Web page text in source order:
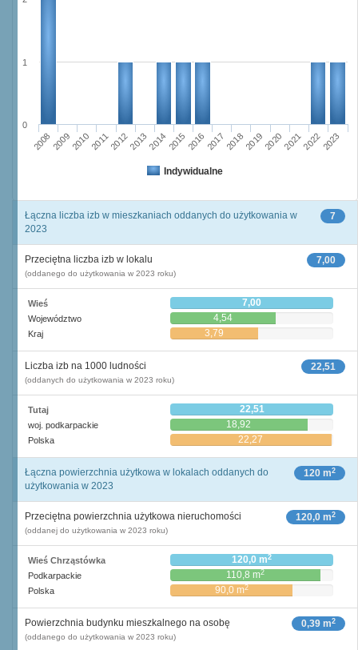
Indywidualne
2008200920102011201220132014201520162017201820192020202120222023
0
1
7
Łączna liczba izb w mieszkaniach oddanych do użytkowania w
2023
7,00
Przeciętna liczba izb w lokalu
(oddanego do użytkowania w 2023 roku)
Wieś 7,00
Województwo 4,54
Kraj 3,79
22,51
Liczba izb na 1000 ludności
(oddanych do użytkowania w 2023 roku)
Tutaj 22,51
woj. podkarpackie 18,92
Polska 22,27
120 m2
Łączna powierzchnia użytkowa w lokalach oddanych do
użytkowania w 2023
120,0 m2
Przeciętna powierzchnia użytkowa nieruchomości
(oddanej do użytkowania w 2023 roku)
Wieś Chrząstówka 120,0 m2
Podkarpackie 110,8 m2
Polska 90,0 m2
0,39 m2
Powierzchnia budynku mieszkalnego na osobę
(oddanego do użytkowania w 2023 roku)